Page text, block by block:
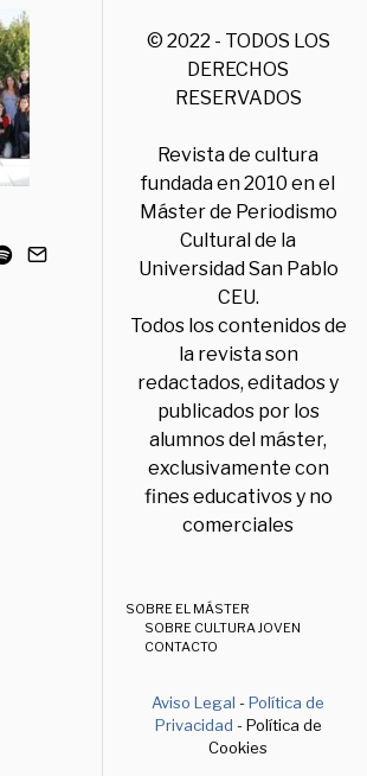
© 2022 - TODOS LOS
DERECHOS
RESERVADOS
Revista de cultura
fundada en 2010 en el
Máster de Periodismo
Cultural de la
Universidad San Pablo
CEU.
Todos los contenidos de
la revista son
redactados, editados y
publicados por los
alumnos del máster,
exclusivamente con
fines educativos y no
comerciales
SOBRE EL MÁSTER
SOBRE CULTURA JOVEN
CONTACTO
Aviso Legal -Política de
Privacidad - Política de
Cookies